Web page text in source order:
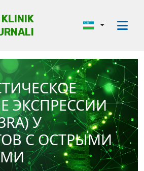
kengashi
Etika
Ko‘rib chiqish
Mualliflarga
Arxiv
ЭКСПРЕССИИ
У
С ОСТРЫМИ